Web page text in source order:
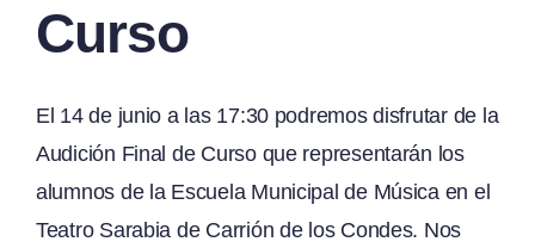
Curso
El 14 de junio a las 17:30 podremos disfrutar de la
Audición Final de Curso que representarán los
alumnos de la Escuela Municipal de Música en el
Teatro Sarabia de Carrión de los Condes. Nos